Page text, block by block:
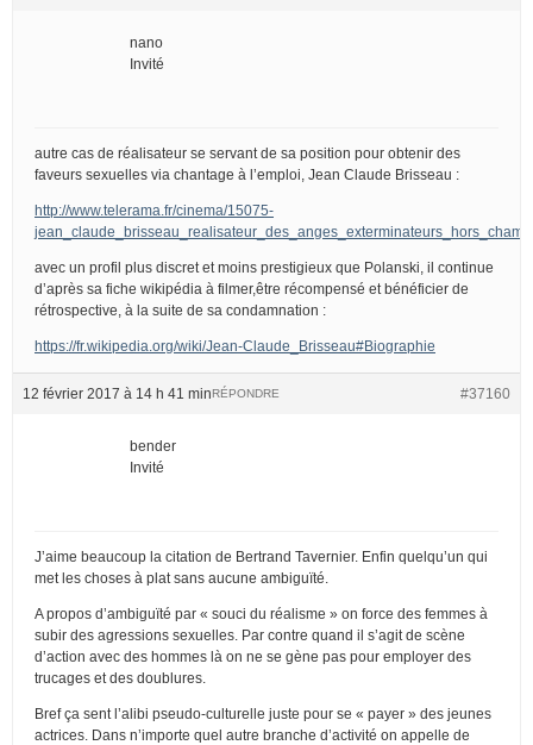
nano
Invité
autre cas de réalisateur se servant de sa position pour obtenir des
faveurs sexuelles via chantage à l’emploi, Jean Claude Brisseau :
http://www.telerama.fr/cinema/15075-
avec un profil plus discret et moins prestigieux que Polanski, il continue
d’après sa fiche wikipédia à filmer,être récompensé et bénéficier de
rétrospective, à la suite de sa condamnation :
https://fr.wikipedia.org/wiki/Jean-Claude_Brisseau#Biographie
12 février 2017 à 14 h 41 min #37160
RÉPONDRE
bender
Invité
J’aime beaucoup la citation de Bertrand Tavernier. Enfin quelqu’un qui
met les choses à plat sans aucune ambiguïté.
A propos d’ambiguïté par « souci du réalisme » on force des femmes à
subir des agressions sexuelles. Par contre quand il s’agit de scène
d’action avec des hommes là on ne se gène pas pour employer des
trucages et des doublures.
Bref ça sent l’alibi pseudo-culturelle juste pour se « payer » des jeunes
actrices. Dans n’importe quel autre branche d’activité on appelle de